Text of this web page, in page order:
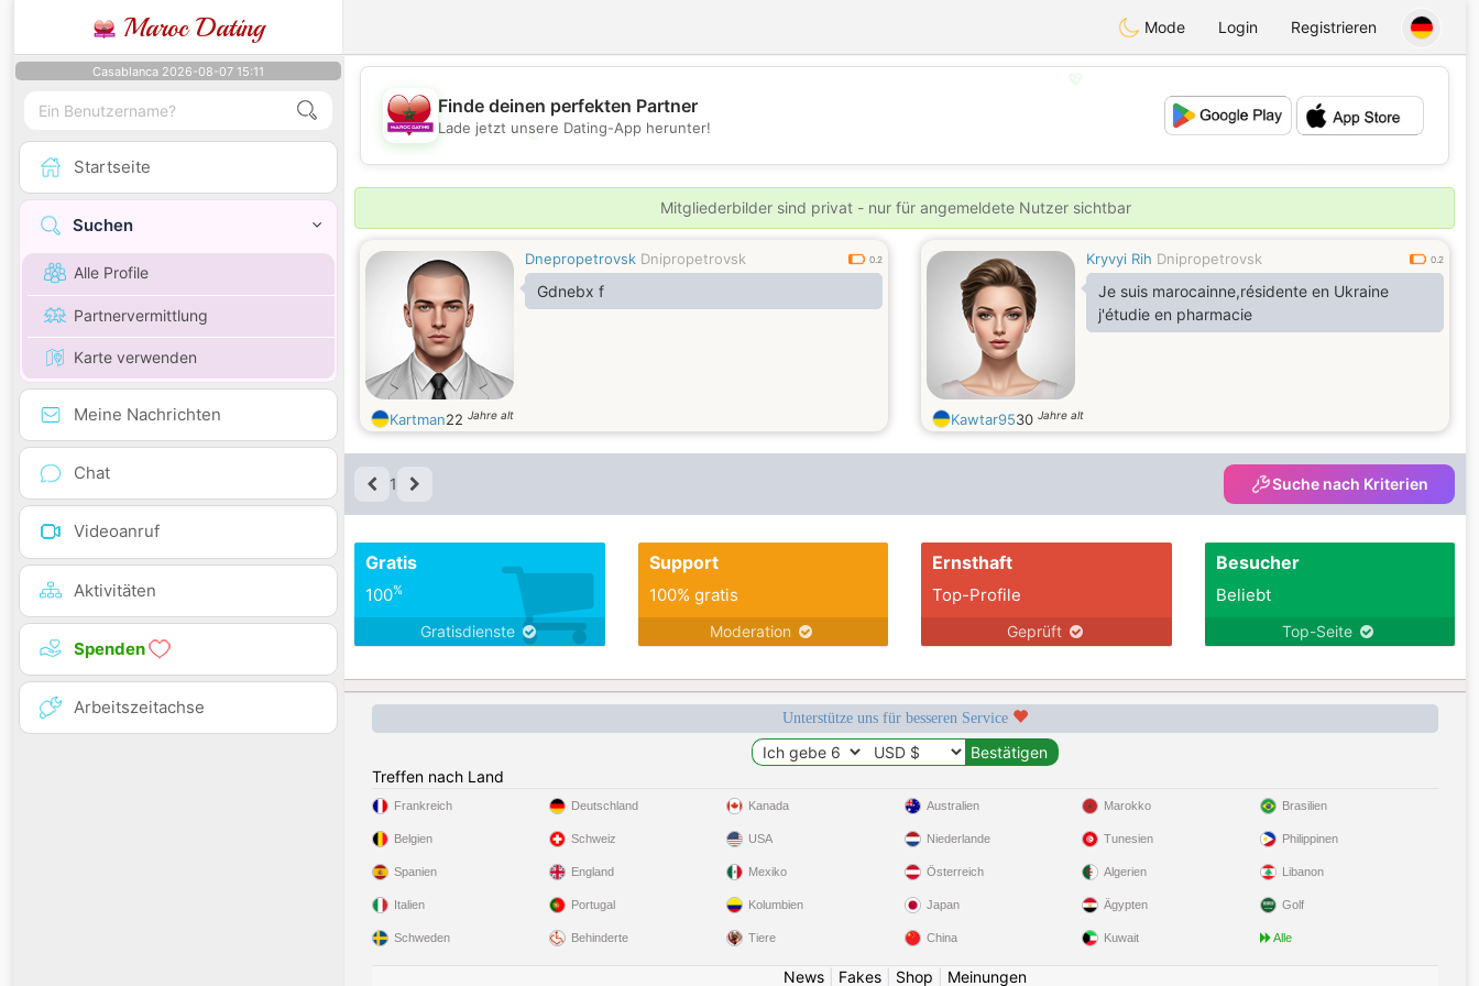
Maroc Dating Mode Login Registrieren
Casablanca 2026-08-07 15:11
Startseite
Suchen
Alle Profile
Partnervermittlung
Karte verwenden
Meine Nachrichten
Chat
Videoanruf
Aktivitäten
Spenden
Arbeitszeitachse
💖
💕
💕
Finde deinen perfekten Partner
Lade jetzt unsere Dating-App herunter!
Mitgliederbilder sind privat - nur für angemeldete Nutzer sichtbar
Dnepropetrovsk Dnipropetrovsk 0.2
Gdnebx f
Kartman22 Jahre alt
Kryvyi Rih Dnipropetrovsk 0.2
Je suis marocainne,résidente en Ukraine
j'étudie en pharmacie
Kawtar9530 Jahre alt
1 Suche nach Kriterien
Gratis
100%
Gratisdienste
Support
100% gratis
Moderation
Ernsthaft
Top-Profile
Geprüft
Besucher
Beliebt
Top-Seite
Unterstütze uns für besseren Service
Treffen nach Land
Frankreich
Belgien
Spanien
Italien
Schweden
Deutschland
Schweiz
England
Portugal
Behinderte
Kanada
USA
Mexiko
Kolumbien
Tiere
Australien
Niederlande
Österreich
Japan
China
Marokko
Tunesien
Algerien
Ägypten
Kuwait
Brasilien
Philippinen
Libanon
Golf
Alle
News| Fakes| Shop Meinungen